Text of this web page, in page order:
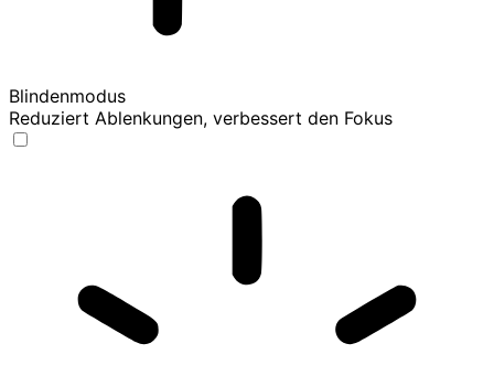
Blindenmodus
Reduziert Ablenkungen, verbessert den Fokus